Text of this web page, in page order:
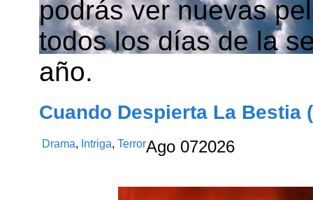
podrás ver nuevas
todos los días de la
año.
Cuando Despierta La Bestia
Drama, Intriga,TerrorAgo 072026